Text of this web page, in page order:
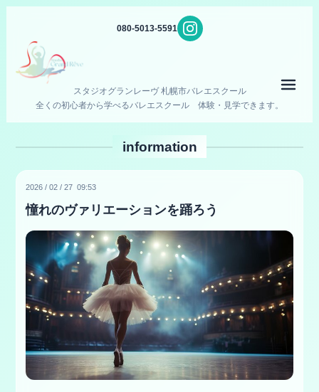
080-5013-5591
スタジオグランレーヴ 札幌市バレエスクール
全くの初心者から学べるバレエスクール 体験・見学できます。
information
2026 /02 /27 09:53
憧れのヴァリエーションを踊ろう